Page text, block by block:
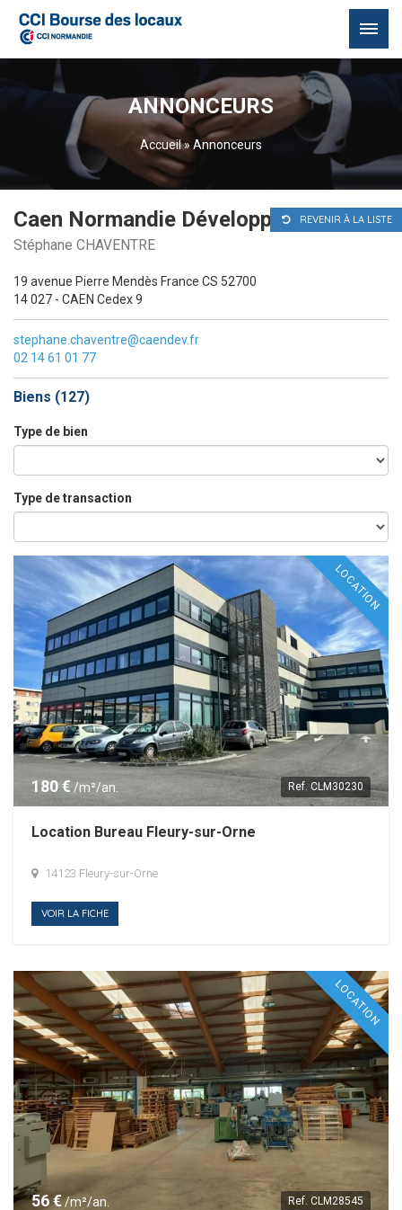
ANNONCEURS
Accueil»Annonceurs
REVENIR À LA LISTE
Caen Normandie Développement
Stéphane CHAVENTRE
19 avenue Pierre Mendès France CS 52700
14 027 - CAEN Cedex 9
stephane.chaventre@caendev.fr
02 14 61 01 77
Biens (127)
Type de bien
Type de transaction
LOCATION
180 € /m²/an. Ref. CLM30230
Location Bureau Fleury-sur-Orne
14123 Fleury-sur-Orne
VOIR LA FICHE
LOCATION
56 €/m²/an. Ref. CLM28545